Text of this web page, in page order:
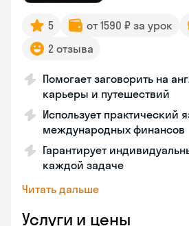
5 от 1590 ₽ за урок
2 отзыва
Помогает заговорить на
карьеры и путешествий
Использует практический
международных финансов
Гарантирует
каждой задаче
Читать дальше
Услуги и цены